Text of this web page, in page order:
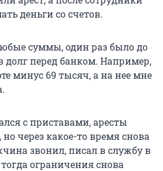
деньги со счетов.
суммы, один раз было до
долг перед банком. Например,
минус 69 тысяч, а на нее мне
с приставами, аресты
через какое-то время снова
звонил, писал в службу в
ограничения снова